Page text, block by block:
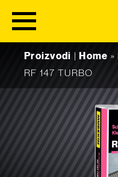
Proizvodi
Home »
RF 147 TURBO